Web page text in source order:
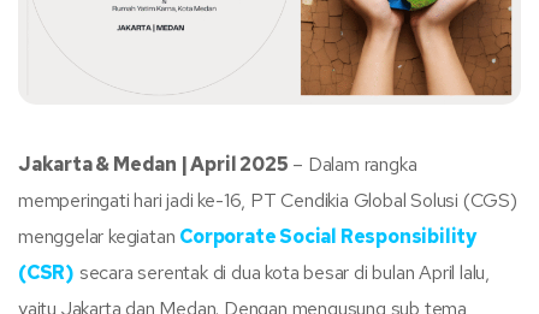
Jakarta & Medan | April 2025 – Dalam rangka
memperingati hari jadi ke-16, PT Cendikia Global Solusi (CGS)
menggelar kegiatan Corporate Social Responsibility
(CSR) secara serentak di dua kota besar di bulan April lalu,
yaitu Jakarta dan Medan. Dengan mengusung sub tema